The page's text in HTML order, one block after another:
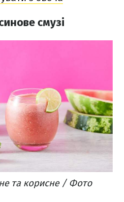
смузі
та корисне / Фото